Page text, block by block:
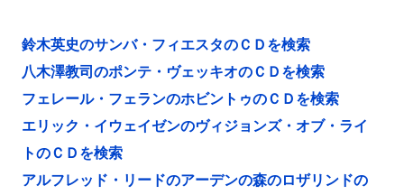
鈴木英史のサンバ・フィエスタのＣＤを検索
八木澤教司のポンテ・ヴェッキオのＣＤを検索
フェレール・フェランのホビントゥのＣＤを検索
エリック・イウェイゼンのヴィジョンズ・オブ・ライ
トのＣＤを検索
アルフレッド・リードのアーデンの森のロザリンドの